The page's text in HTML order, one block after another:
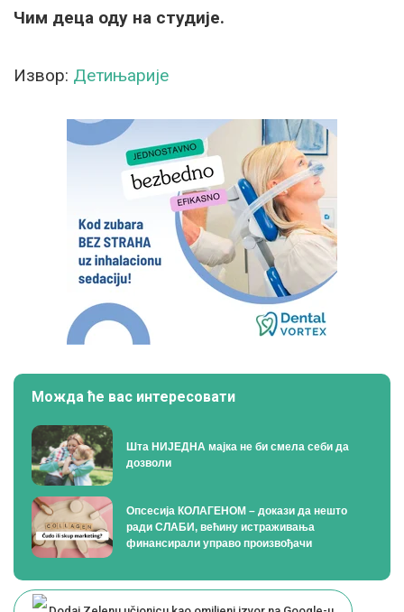
Чим деца оду на студије.
Извор: Детињарије
Можда ће вас интересовати
Шта НИЈЕДНА мајка не би смела себи да
дозволи
Опсесија КОЛАГЕНОМ – докази да нешто
ради СЛАБИ, већину истраживања
финансирали управо произвођачи